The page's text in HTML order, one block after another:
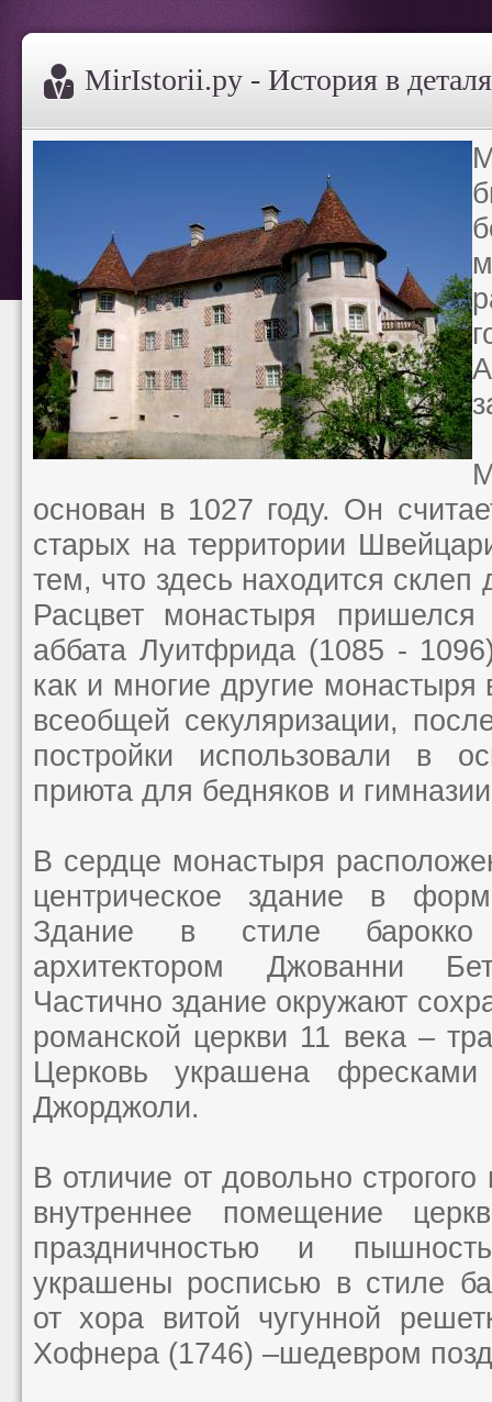
MirIstorii.ру - История в
основан в 1027 году. Он
старых на территории
тем, что здесь находится склеп
Расцвет монастыря
аббата Луитфрида (1085 -
как и многие другие монастыря
всеобщей секуляризации,
постройки использовали в
приюта для бедняков и
В сердце монастыря
центрическое здание в
Здание в стиле барокко
архитектором Джованни
Частично здание окружают
романской церкви 11 века –
Церковь украшена
Джорджоли.
В отличие от довольно
внутреннее помещение
праздничностью и
украшены росписью в стиле
от хора витой чугунной
Хофнера (1746) –шедевром